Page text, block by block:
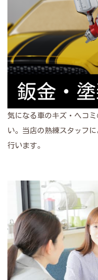
気になる車のキズ・ヘコ
い。当店の熟練スタッフ
行います。